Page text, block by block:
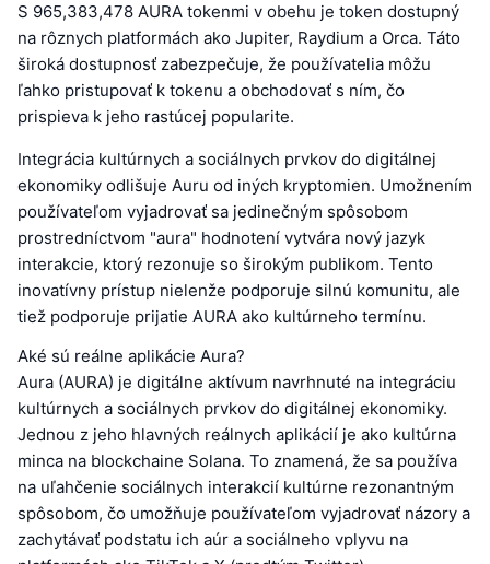
S 965,383,478 AURA tokenmi v obehu je token dostupný
na rôznych platformách ako Jupiter, Raydium a Orca. Táto
široká dostupnosť zabezpečuje, že používatelia môžu
ľahko pristupovať k tokenu a obchodovať s ním, čo
prispieva k jeho rastúcej popularite.
Integrácia kultúrnych a sociálnych prvkov do digitálnej
ekonomiky odlišuje Auru od iných kryptomien. Umožnením
používateľom vyjadrovať sa jedinečným spôsobom
prostredníctvom "aura" hodnotení vytvára nový jazyk
interakcie, ktorý rezonuje so širokým publikom. Tento
inovatívny prístup nielenže podporuje silnú komunitu, ale
tiež podporuje prijatie AURA ako kultúrneho termínu.
Aké sú reálne aplikácie Aura?
Aura (AURA) je digitálne aktívum navrhnuté na integráciu
kultúrnych a sociálnych prvkov do digitálnej ekonomiky.
Jednou z jeho hlavných reálnych aplikácií je ako kultúrna
minca na blockchaine Solana. To znamená, že sa používa
na uľahčenie sociálnych interakcií kultúrne rezonantným
spôsobom, čo umožňuje používateľom vyjadrovať názory a
zachytávať podstatu ich aúr a sociálneho vplyvu na